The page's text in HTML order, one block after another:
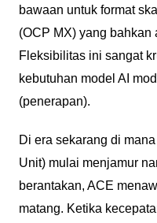
bawaan untuk format
(OCP MX) yang bahkan
Fleksibilitas ini sangat
kebutuhan model AI
(penerapan).
Di era sekarang di
Unit) mulai menjamur
berantakan, ACE
matang. Ketika